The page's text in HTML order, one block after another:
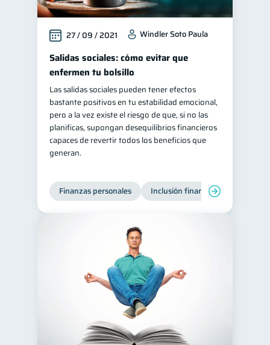
27 / 09 / 2021 Windler Soto Paula
Salidas sociales: cómo evitar que
enfermen tu bolsillo
Las salidas sociales pueden tener efectos
bastante positivos en tu estabilidad emocional,
pero a la vez existe el riesgo de que, si no las
planificas, supongan desequilibrios financieros
capaces de revertir todos los beneficios que
generan.
Finanzas personales Inclusión financiera